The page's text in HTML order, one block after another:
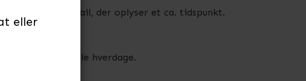
eller
en e-mail, der oplyser et ca. tidspunkt.
7 og 17 i alle hverdage.